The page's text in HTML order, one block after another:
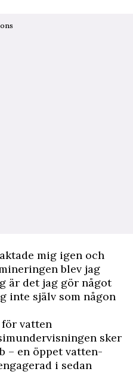
mig igen och
blev jag
är det jag gör något
inte själv som någon
vatten
sker
– en öppet vatten-
i sedan